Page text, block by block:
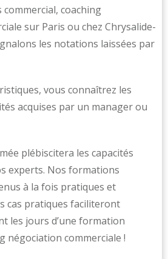
commercial, coaching
sur Paris ou chez Chrysalide-
les notations laissées par
vous connaîtrez les
acquises par un manager ou
plébiscitera les capacités
experts. Nos formations
à la fois pratiques et
cas pratiques faciliteront
les jours d’une formation
négociation commerciale !